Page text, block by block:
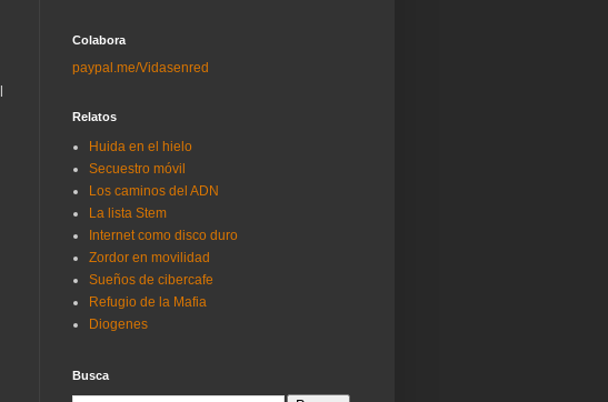
Colabora
paypal.me/Vidasenred
Relatos
Huida en el hielo
Secuestro móvil
Los caminos del ADN
La lista Stem
Internet como disco duro
Zordor en movilidad
Sueños de cibercafe
Refugio de la Mafia
Diogenes
Busca